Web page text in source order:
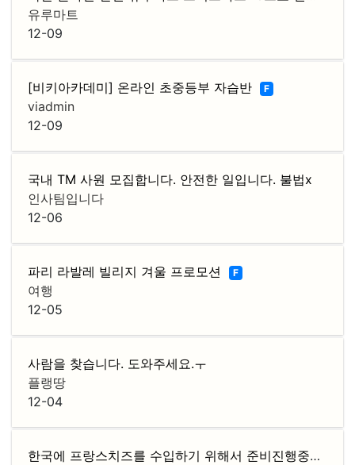
유루마트
12-09
[비키아카데미] 온라인 초중등부 자습반 F
viadmin
12-09
국내 TM 사원 모집합니다. 안전한 일입니다. 불법x
인사팀입니다
12-06
파리 라발레 빌리지 겨울 프로모션 F
여행
12-05
사람을 찾습니다. 도와주세요.ㅜ
플랭땅
12-04
한국에 프랑스치즈를 수입하기 위해서 준비진행중에 있습니다 .